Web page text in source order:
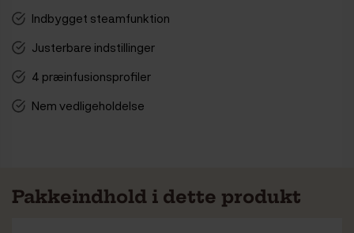
Indbygget steamfunktion
Justerbare indstillinger
4 præinfusionsprofiler
Nem vedligeholdelse
Pakkeindhold i dette produkt